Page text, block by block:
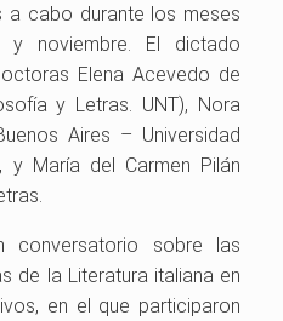
a cabo durante los meses
y noviembre. El dictado
Elena Acevedo de
y Letras. UNT), Nora
Aires – Universidad
y María del Carmen Pilán
conversatorio sobre las
de la Literatura italiana en
en el que participaron